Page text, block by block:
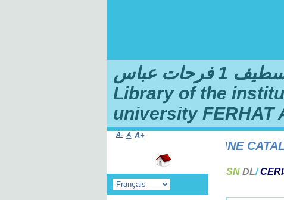
عباس
Library of the
university FERHAT
SN DL/
WELCOME TO THE ONLINE
A- A A+